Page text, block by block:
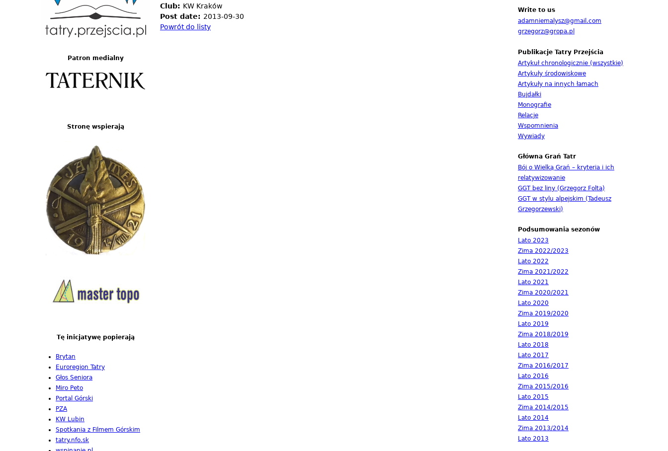
Club: KW Kraków
Post date: 2013-09-30
Powrót do listy
Patron medialny
Stronę wspierają
Tę inicjatywę popierają
Brytan
Euroregion Tatry
Głos Seniora
Miro Peto
Portal Górski
PZA
KW Lubin
Spotkania z Filmem Górskim
tatry.nfo.sk
Write to us
adamniemalysz@gmail.com
grzegorz@gropa.pl
Publikacje Tatry Przejścia
Artykuł chronologicznie (wszystkie)
Artykuły środowiskowe
Artykuły na innych łamach
Bujdałki
Monografie
Relacje
Wspomnienia
Wywiady
Główna Grań Tatr
Bój o Wielką Grań – kryteria i ich
relatywizowanie
GGT bez liny (Grzegorz Folta)
GGT w stylu alpejskim (Tadeusz
Grzegorzewski)
Podsumowania sezonów
Lato 2023
Zima 2022/2023
Lato 2022
Zima 2021/2022
Lato 2021
Zima 2020/2021
Lato 2020
Zima 2019/2020
Lato 2019
Zima 2018/2019
Lato 2018
Lato 2017
Zima 2016/2017
Lato 2016
Zima 2015/2016
Lato 2015
Zima 2014/2015
Lato 2014
Zima 2013/2014
Lato 2013